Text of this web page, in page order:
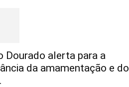
Dourado alerta para a
da amamentação e do